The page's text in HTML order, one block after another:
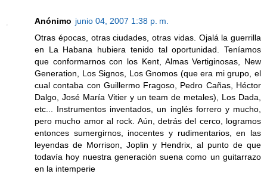
Anónimo junio 04, 2007 1:38 p. m.
Otras épocas, otras ciudades, otras vidas. Ojalá la guerrilla
en La Habana hubiera tenido tal oportunidad. Teníamos
que conformarnos con los Kent, Almas Vertiginosas, New
Generation, Los Signos, Los Gnomos (que era mi grupo, el
cual contaba con Guillermo Fragoso, Pedro Cañas, Héctor
Dalgo, José María Vitier y un team de metales), Los Dada,
etc... Instrumentos inventados, un inglés forrero y mucho,
pero mucho amor al rock. Aún, detrás del cerco, logramos
entonces sumergirnos, inocentes y rudimentarios, en las
leyendas de Morrison, Joplin y Hendrix, al punto de que
todavía hoy nuestra generación suena como un guitarrazo
en la intemperie